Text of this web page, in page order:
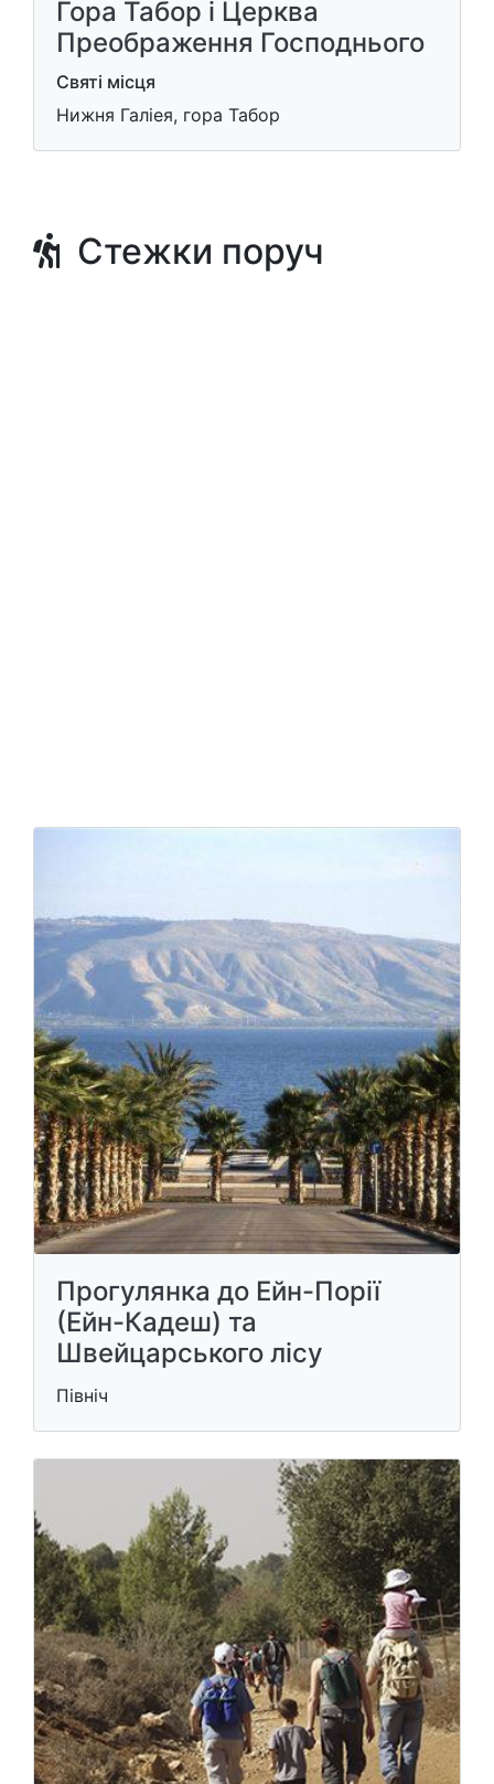
Гора Табор і Церква
Преображення Господнього
Святі місця
Нижня Галіея, гора Табор
Стежки поруч
Прогулянка до Ейн-Порії
(Ейн-Кадеш) та
Швейцарського лісу
Північ